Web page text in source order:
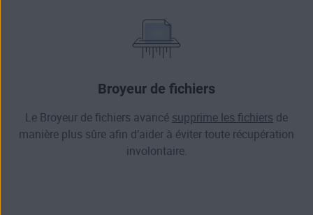
Broyeur de fichiers
Le Broyeur de fichiers avancé supprime les fichiers de
manière plus sûre afin d’aider à éviter toute récupération
involontaire.